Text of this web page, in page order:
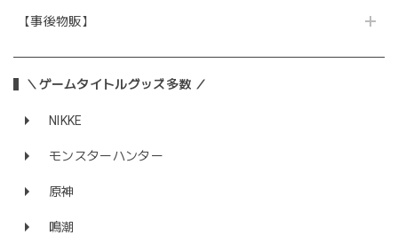
【事後物販】
＼ゲームタイトルグッズ多数 ／
NIKKE
モンスターハンター
原神
鳴潮